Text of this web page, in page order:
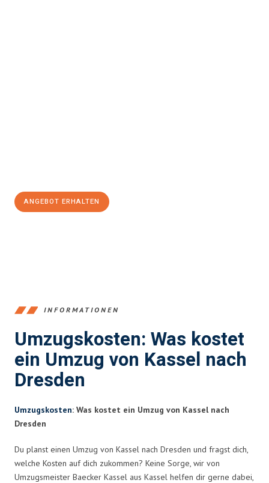
ANGEBOT ERHALTEN
INFORMATIONEN
Umzugskosten: Was kostet
ein Umzug von Kassel nach
Dresden
Umzugskosten: Was kostet ein Umzug von Kassel nach
Dresden
Du planst einen Umzug von Kassel nach Dresden und fragst dich,
welche Kosten auf dich zukommen? Keine Sorge, wir von
Umzugsmeister Baecker Kassel aus Kassel helfen dir gerne dabei,